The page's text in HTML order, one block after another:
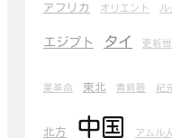
アフリカ オリエント ル
エジプト タイ 更新世
業革命 東北 青銅器 紀
北方 中国 アムル人